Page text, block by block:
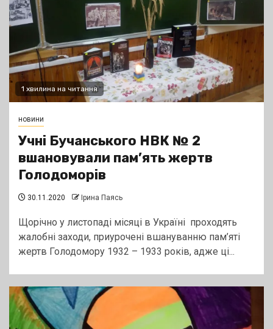
1 хвилина на читання
новини
Учні Бучанського НВК № 2
вшановували пам’ять жертв
Голодоморів
30.11.2020 Ірина Паясь
Щорічно у листопаді місяці в Україні проходять
жалобні заходи, приурочені вшануванню пам’яті
жертв Голодомору 1932 – 1933 років, адже ці...